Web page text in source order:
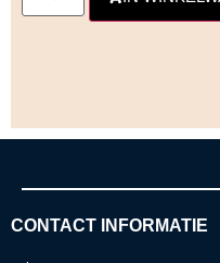
CONTACT INFORMATIE